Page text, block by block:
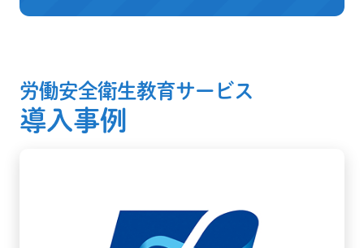
労働安全衛生教育サービス
導入事例